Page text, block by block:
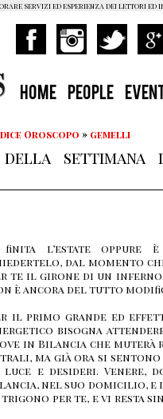
HOME PEOPLE EVENTI
Oroscopo » gemelli
della
finita l’estate oppure
dal momento
te il girone di un
è ancora del tutto
il primo grande ed
bisogna
in Bilancia che
ma già ora si
luce e desideri. Venere,
nel suo domicilio, e
trigono per te, e vi resta
servizi ed esperienza dei lettori ed